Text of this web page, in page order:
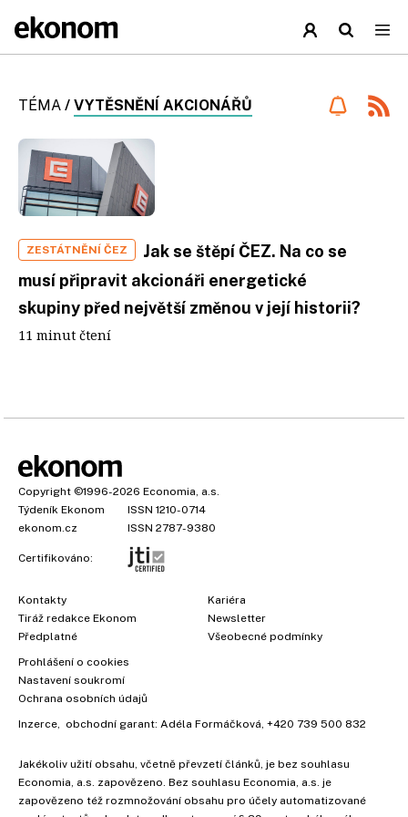
TÉMA / VYTĚSNĚNÍ AKCIONÁŘŮ
ZESTÁTNĚNÍ ČEZ
Jak se štěpí ČEZ. Na co se
musí připravit akcionáři energetické
skupiny před největší změnou v její historii?
11 minut čtení
Copyright ©1996-2026 Economia, a.s.
Týdeník Ekonom
ISSN 1210-0714
ekonom.cz
ISSN 2787-9380
Certifikováno:
Kontakty
Tiráž redakce Ekonom
Předplatné
Kariéra
Newsletter
Všeobecné podmínky
Prohlášení o cookies
Nastavení soukromí
Ochrana osobních údajů
Inzerce , obchodní garant: Adéla Formáčková +420 739 500 832
Jakékoliv užití obsahu, včetně převzetí článků, je bez souhlasu
Economia, a.s. zapovězeno. Bez souhlasu Economia, a.s. je
zapovězeno též rozmnožování obsahu pro účely automatizované